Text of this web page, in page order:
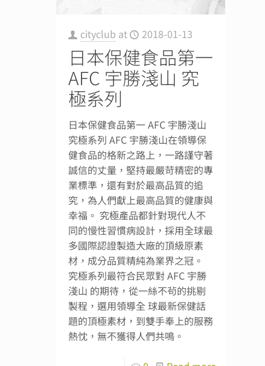
cityclub at 2018-01-13
日本保健食品第一
AFC 宇勝淺山 究
極系列
日本保健食品第一 AFC 宇勝淺山
究極系列 AFC 宇勝淺山在領導保
健食品的格新之路上，一路謹守著
誠信的丈量，堅持最嚴苛精密的專
業標準，還有對於最高品質的追
究，為人們獻上最高品質的健康與
幸福。 究極產品都針對現代人不
同的慢性習慣病設計，採用全球最
多國際認證製造大廠的頂級原素
材，成分品質精純為業界之冠。
究極系列最符合民眾對 AFC 宇勝
淺山 的期待，從一絲不茍的挑剔
製程，選用領導全 球最新保健話
題的頂極素材，到雙手奉上的服務
熱忱，無不獲得人們共鳴。